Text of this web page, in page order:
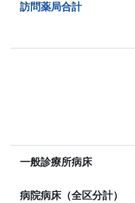
訪問薬局合計
一般診療所病床
病院病床（全区分計）